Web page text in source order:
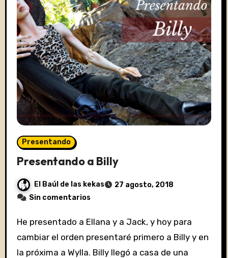
Presentando
Presentando a Billy
El Baúl de las kekas
27 agosto, 2018
Sin comentarios
He presentado a Ellana y a Jack, y hoy para
cambiar el orden presentaré primero a Billy y en
la próxima a Wylla. Billy llegó a casa de una